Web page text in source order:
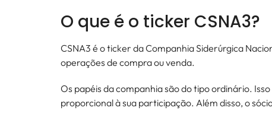
O que é o ticker CSNA3?
CSNA3 é o ticker da Companhia Siderúrgica
operações de compra ou venda.
Os papéis da companhia são do tipo ordinário.
proporcional à sua participação. Além disso, o